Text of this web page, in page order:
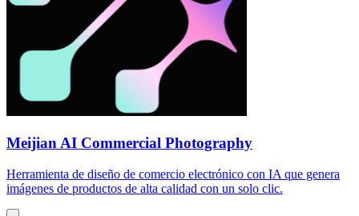
Meijian AI Commercial Photography
Herramienta de diseño de comercio electrónico con IA que genera
imágenes de productos de alta calidad con un solo clic.